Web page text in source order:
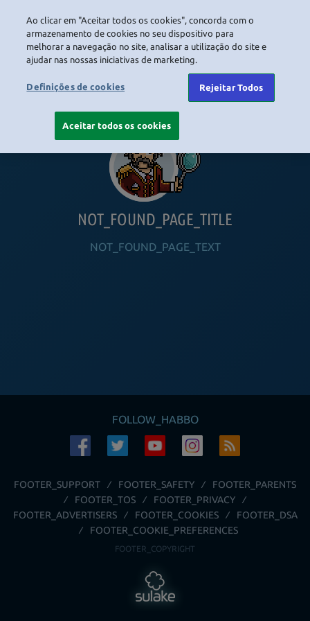
NOT_FOUND_PAGE_TITLE
NOT_FOUND_PAGE_TEXT
FOLLOW_HABBO
FOOTER_SUPPORT FOOTER_SAFETY
FOOTER_PARENTS
FOOTER_TOS
FOOTER_PRIVACY
FOOTER_ADVERTISERS
FOOTER_COOKIES
FOOTER_DSA
FOOTER_COOKIE_PREFERENCES
FOOTER_COPYRIGHT
Ao clicar em "Aceitar todos os cookies", concorda com o
armazenamento de cookies no seu dispositivo para
melhorar a navegação no site, analisar a utilização do site e
ajudar nas nossas iniciativas de marketing.
Definições de cookies Rejeitar Todos
Aceitar todos os cookies